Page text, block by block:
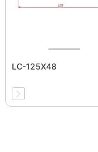
LC-125X48